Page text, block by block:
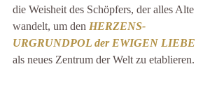
die Weisheit des Schöpfers, der alles Alte
wandelt, um den HERZENS-
URGRUNDPOL der EWIGEN LIEBE
als neues Zentrum der Welt zu etablieren.